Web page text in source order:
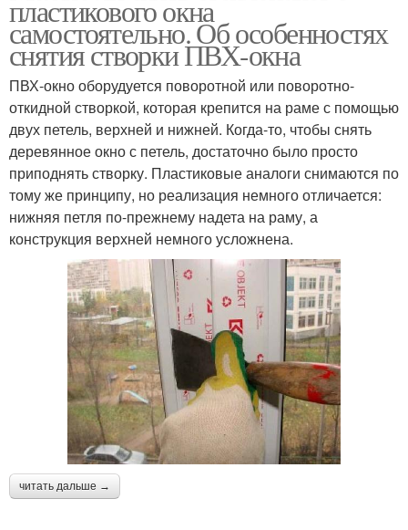
пластикового окна
самостоятельно. Об особенностях
снятия створки ПВХ-окна
ПВХ-окно оборудуется поворотной или поворотно-
откидной створкой, которая крепится на раме с помощью
двух петель, верхней и нижней. Когда-то, чтобы снять
деревянное окно с петель, достаточно было просто
приподнять створку. Пластиковые аналоги снимаются по
тому же принципу, но реализация немного отличается:
нижняя петля по-прежнему надета на раму, а
конструкция верхней немного усложнена.
читать дальше →